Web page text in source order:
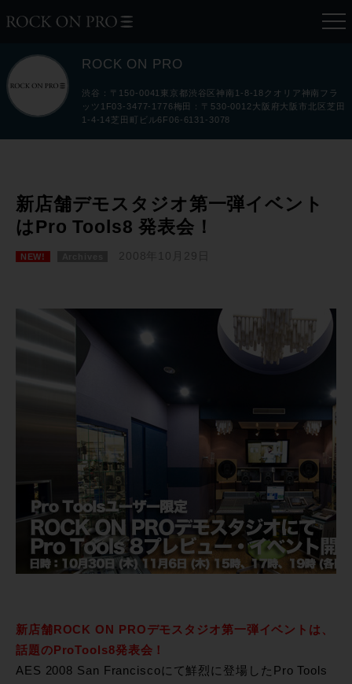
ROCK ON PRO
渋谷：〒150-0041東京都渋谷区神南1-8-18クオリア神南フラ
ッツ1F03-3477-1776梅田：〒530-0012大阪府大阪市北区芝田
1-4-14芝田町ビル6F06-6131-3078
新店舗デモスタジオ第一弾イベント
はPro Tools8 発表会！
NEW! 2008年10月29日
新店舗ROCK ON PROデモスタジオ第一弾イベントは、
話題のProTools8発表会！
AES 2008 San Franciscoにて鮮烈に登場したPro Tools